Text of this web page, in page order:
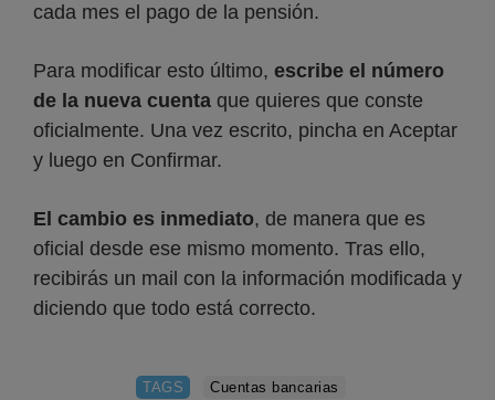
cada mes el pago de la pensión.
Para modificar esto último, escribe el número
de la nueva cuenta que quieres que conste
oficialmente. Una vez escrito, pincha en Aceptar
y luego en Confirmar.
El cambio es inmediato, de manera que es
oficial desde ese mismo momento. Tras ello,
recibirás un mail con la información modificada y
diciendo que todo está correcto.
TAGS Cuentas bancarias